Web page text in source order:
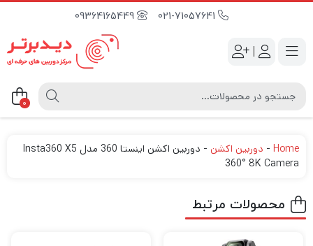
09364165449
|
0
Home
- دوربین اکشن -
دوربین اکشن اینستا 360 مدل Insta360 X5
360° 8K Camera
محصولات مرتبط